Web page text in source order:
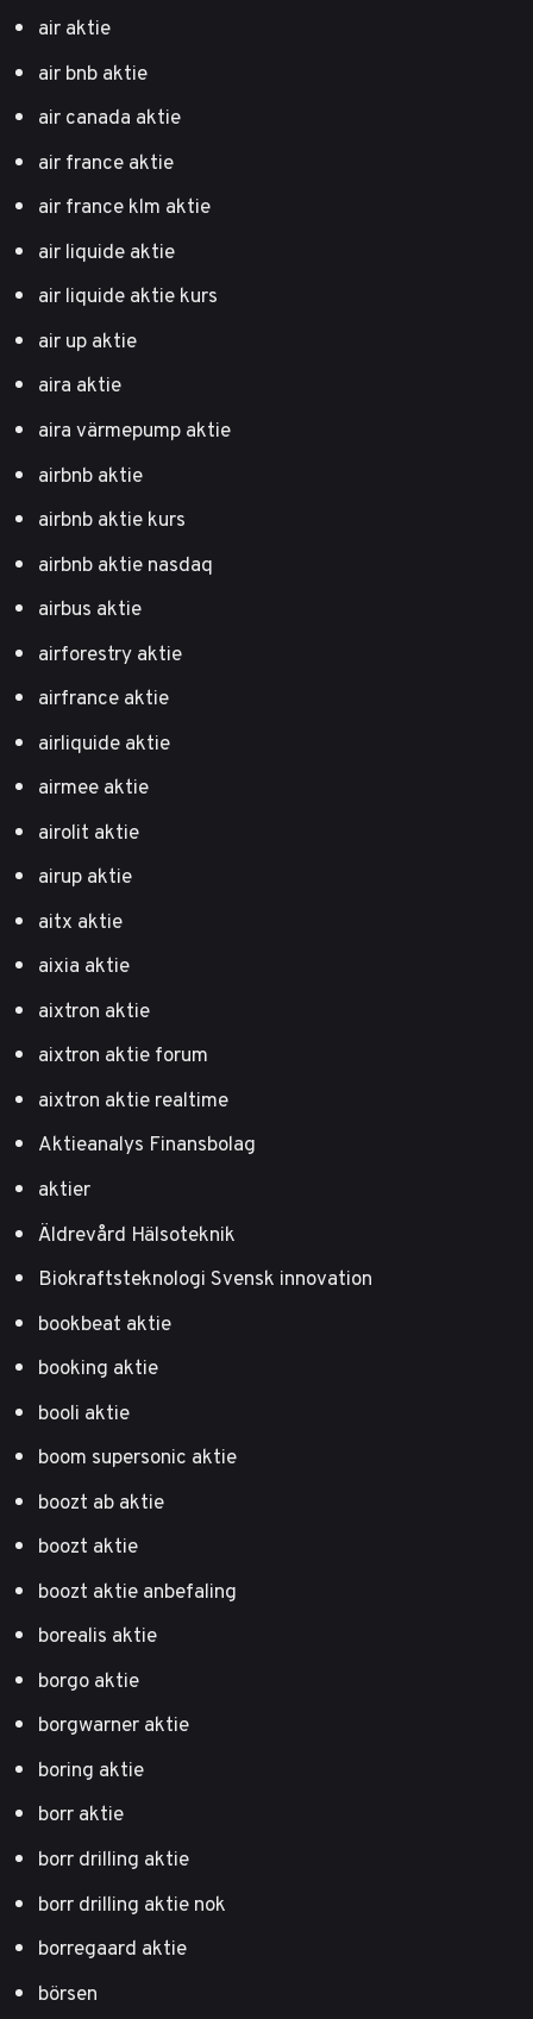
air aktie
air bnb aktie
air canada aktie
air france aktie
air france klm aktie
air liquide aktie
air liquide aktie kurs
air up aktie
aira aktie
aira värmepump aktie
airbnb aktie
airbnb aktie kurs
airbnb aktie nasdaq
airbus aktie
airforestry aktie
airfrance aktie
airliquide aktie
airmee aktie
airolit aktie
airup aktie
aitx aktie
aixia aktie
aixtron aktie
aixtron aktie forum
aixtron aktie realtime
Aktieanalys Finansbolag
aktier
Äldrevård Hälsoteknik
Biokraftsteknologi Svensk innovation
bookbeat aktie
booking aktie
booli aktie
boom supersonic aktie
boozt ab aktie
boozt aktie
boozt aktie anbefaling
borealis aktie
borgo aktie
borgwarner aktie
boring aktie
borr aktie
borr drilling aktie
borr drilling aktie nok
borregaard aktie
börsen